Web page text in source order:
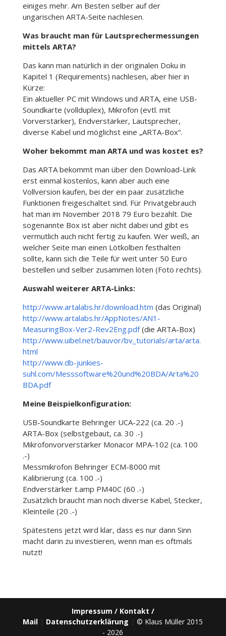
einiges mehr. Am Besten selber auf der
ungarischen ARTA-Seite nachlesen.
Was braucht man für Lautsprechermessungen
mittels ARTA?
Das kann man natürlich in der originalen Doku in
Kapitel 1 (Requirements) nachlesen, aber hier in
Kürze:
Ein aktueller PC mit Windows und ARTA, eine USB-
Soundkarte (vollduplex), Mikrofon (evtl. mit
Vorverstärker), Endverstärker, Lautsprecher,
diverse Kabel und möglichst eine „ARTA-Box“.
Woher bekommt man ARTA und was kostet es?
Das ARTA bekommt man über den Download-Link
erst einmal kostenlos, kann aber auch eine
Vollversion kaufen, bei der ein paar zusätzliche
Funktionen freigeschaltet sind. Für Privatgebrauch
hat man im November 2018 79 Euro bezahlt. Die
sogenannte Box ist aber nicht dabei und gibt es
vermutlich auch nicht fertig zu kaufen. Wer weiß, an
welcher Seite man einen Lötkolben festhalten
sollte, kann sich die Teile für weit unter 50 Euro
bestellen und selber zusammen löten (Foto rechts).
Auswahl weiterer ARTA-Links:
http://www.artalabs.hr/download.htm (das Original)
http://www.artalabs.hr/AppNotes/AN1-
MeasuringBox-Ver2-Rev2Eng.pdf(die ARTA-Box)
http://www.uibel.net/bauvor/bv_tutorials/arta/arta.
html
http://www.db-junkies-
suhl.com/Messsoftware%20und%20BDA/Arta%20
BDA.pdf
Meine Beispielkonfiguration:
USB-Soundkarte Behringer UCA-222 (ca. 20 .-)
ARTA-Box (selbstgebaut, ca. 30 .-)
Mikrofonvorverstärker Monacor MPA-102 (ca. 100
.-)
Messmikrofon Behringer ECM-8000 mit
Kalibrierung (ca. 100 .-)
Endverstärker t.amp PM40C (60 .-)
Zusätzlich braucht man noch diverse Kabel, Stecker,
Kleinteile (20 .-)
Spätestens jetzt wird klar, dass es nur dann Sinn
macht darin zu investieren, wenn man es oftmals
nutzt!
Impressum / Kontakt /
Mail | Datenschutzerklärung |© Klaus Müller 2015
- 2026